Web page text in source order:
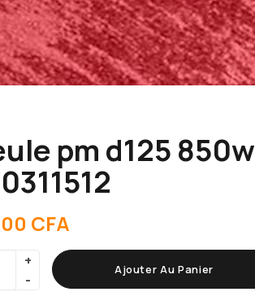
pm d125 850w
CFA
Ajouter Au Panier